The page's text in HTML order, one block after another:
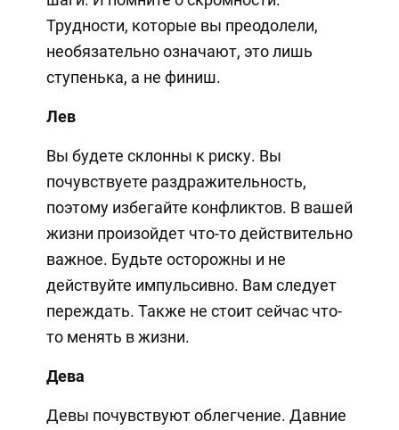
Трудности, которые вы преодолели,
необязательно означают, это лишь
ступенька, а не финиш.
Лев
Вы будете склонны к риску. Вы
почувствуете раздражительность,
поэтому избегайте конфликтов. В вашей
жизни произойдет что-то действительно
важное. Будьте осторожны и не
действуйте импульсивно. Вам следует
переждать. Также не стоит сейчас что-
то менять в жизни.
Дева
Девы почувствуют облегчение. Давние